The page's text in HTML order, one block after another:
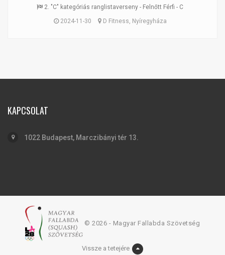
2. "C" kategóriás ranglistaverseny - Felnőtt Férfi - C
2024-11-30
D Fitness, Nyíregyháza
KAPCSOLAT
1022 Budapest, Marczibányi tér 13.
© 2026 - Magyar Fallabda Szövetség
Vissze a tetejére